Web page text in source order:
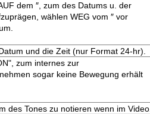
dem ″, zum des Datums u. der
wählen WEG vom ″ vor
und die Zeit (nur Format 24-hr).
zum internes zur
sogar keine Bewegung erhält
des Tones zu notieren wenn im Video.